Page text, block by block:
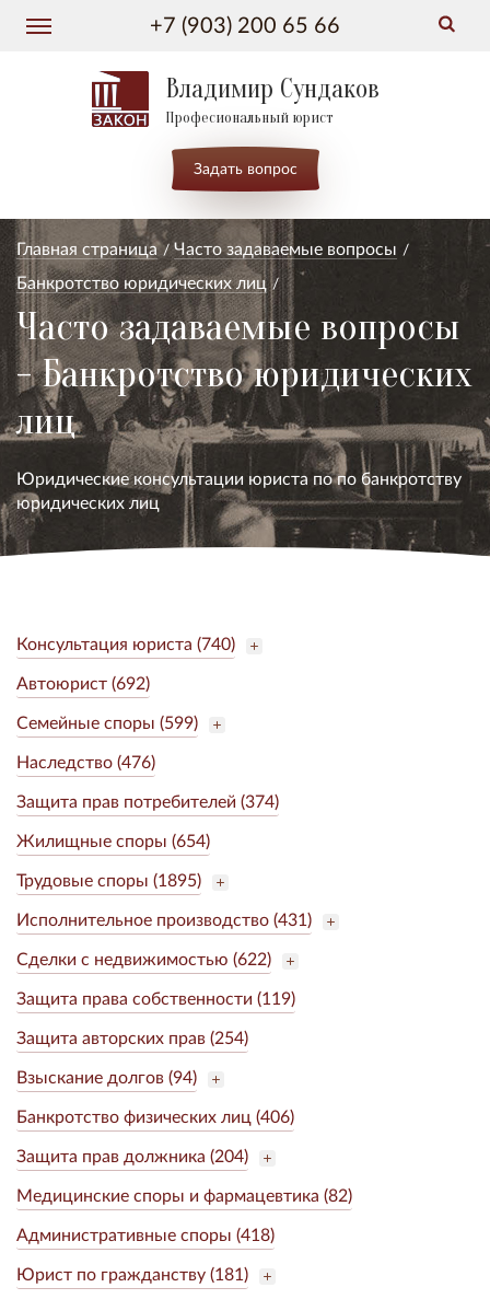
+7 (903) 200 65 66
Владимир Сундаков
Професиональный юрист
Задать вопрос
Главная страница
Часто задаваемые вопросы
Банкротство юридических лиц
Часто задаваемые вопросы
- Банкротство юридических
лиц
Юридические консультации юриста по по банкротству
юридических лиц
Консультация юриста (740)
Автоюрист (692)
Семейные споры (599)
Наследство (476)
Защита прав потребителей (374)
Жилищные споры (654)
Трудовые споры (1895)
Исполнительное производство (431)
Сделки с недвижимостью (622)
Защита права собственности (119)
Защита авторских прав (254)
Взыскание долгов (94)
Банкротство физических лиц (406)
Защита прав должника (204)
Медицинские споры и фармацевтика (82)
Административные споры (418)
Юрист по гражданству (181)